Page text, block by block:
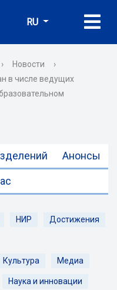
RU
› Новости
›
в числе ведущих
Анонсы
НИР Достижения
Культура Медиа
Наука и инновации